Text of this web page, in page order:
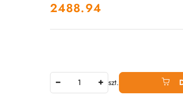
cena:
2488.94
szt.